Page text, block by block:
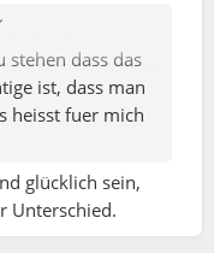
es nicht
dass das
ist, dass man
heisst fuer mich
glücklich sein,
Unterschied.